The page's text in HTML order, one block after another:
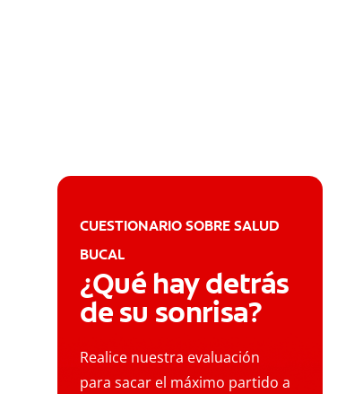
CUESTIONARIO SOBRE SALUD
BUCAL
¿Qué hay detrás
de su sonrisa?
Realice nuestra evaluación
para sacar el máximo partido a